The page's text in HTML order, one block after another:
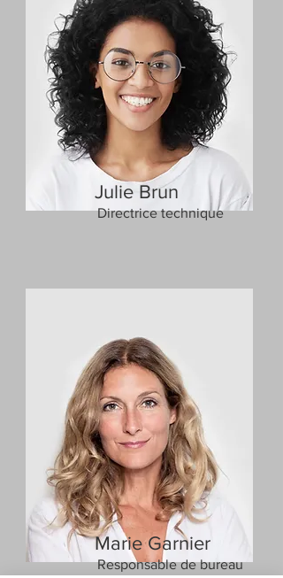
Julie Brun
Directrice technique
Marie Garnier
Responsable de bureau